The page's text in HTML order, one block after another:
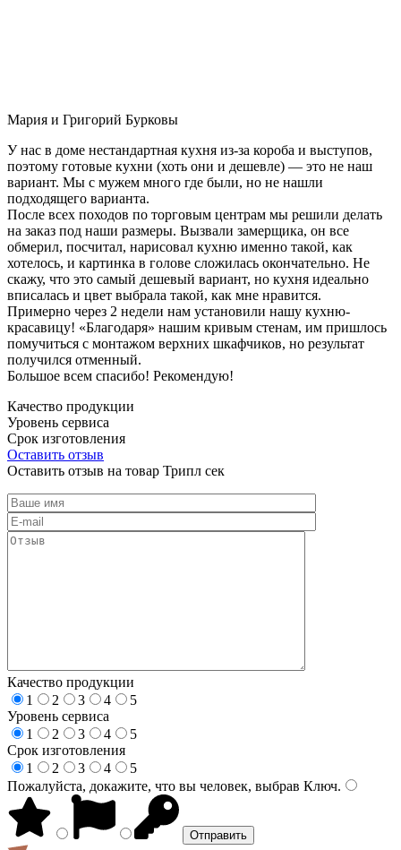
Мария и Григорий Бурковы
У нас в доме нестандартная кухня из-за короба и выступов,
поэтому готовые кухни (хоть они и дешевле) — это не наш
вариант. Мы с мужем много где были, но не нашли
подходящего варианта.
После всех походов по торговым центрам мы решили делать
на заказ под наши размеры. Вызвали замерщика, он все
обмерил, посчитал, нарисовал кухню именно такой, как
хотелось, и картинка в голове сложилась окончательно. Не
скажу, что это самый дешевый вариант, но кухня идеально
вписалась и цвет выбрала такой, как мне нравится.
Примерно через 2 недели нам установили нашу кухню-
красавицу! «Благодаря» нашим кривым стенам, им пришлось
помучиться с монтажом верхних шкафчиков, но результат
получился отменный.
Большое всем спасибо! Рекомендую!
Качество продукции
Уровень сервиса
Срок изготовления
Оставить отзыв
Оставить отзыв на товар Трипл сек
Качество продукции
1
2 3 4
5
Уровень сервиса
1
2 3 4
5
Срок изготовления
1
2 3 4
5
Пожалуйста, докажите, что вы человек, выбрав Ключ.